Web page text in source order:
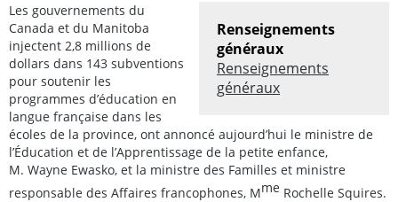
Renseignements
généraux
Renseignements
généraux
Les gouvernements du
Canada et du Manitoba
injectent 2,8 millions de
dollars dans 143 subventions
pour soutenir les
programmes d’éducation en
langue française dans les
écoles de la province, ont annoncé aujourd’hui le ministre de
l’Éducation et de l’Apprentissage de la petite enfance,
M. Wayne Ewasko, et la ministre des Familles et ministre
responsable des Affaires francophones, Mme Rochelle Squires.